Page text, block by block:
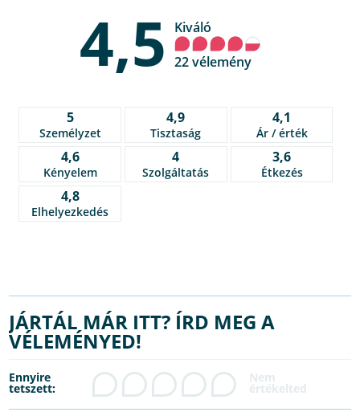
4,5
Kiváló
22 vélemény
5
Személyzet
4,9
Tisztaság
4,1
Ár / érték
4,6
Kényelem
4
Szolgáltatás
3,6
Étkezés
4,8
Elhelyezkedés
JÁRTÁL MÁR ITT? ÍRD MEG A
VÉLEMÉNYED!
Ennyire
tetszett: